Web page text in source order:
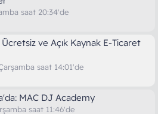
saat 20:34'de
ve Açık Kaynak E-Ticaret
saat 14:01'de
MAC DJ Academy
saat 11:46'de